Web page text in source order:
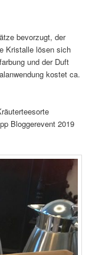
bevorzugt, der
Kristalle lösen sich
und der Duft
kostet ca.
Bloggerevent 2019